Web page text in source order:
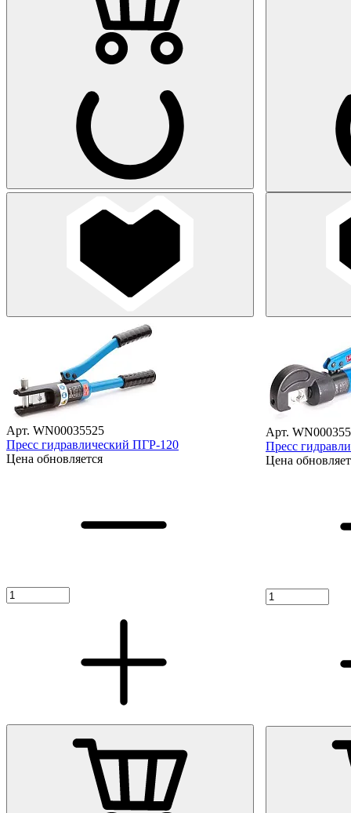
Арт. WN00035525
Пресс гидравлический ПГР-120
Цена обновляется
Арт.
Пресс
Цена